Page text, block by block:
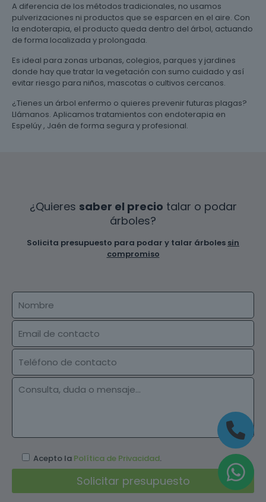
A diferencia de los métodos tradicionales, no usamos
pulverizaciones ni productos que se esparcen en el aire. Con
la endoterapia, el producto queda dentro del árbol, actuando
de forma localizada y prolongada.
Es ideal para zonas urbanas, colegios, parques y jardines
donde hay que tratar la vegetación con sumo cuidado y así
evitar riesgo para niños, mascotas o cultivos cercanos.
¿Tienes un árbol enfermo o quieres prevenir futuras plagas?
Llámanos. Aplicamos tratamientos con endoterapia en
Espelúy , Jaén de forma segura y profesional.
¿Quieres saber el precio talar o podar
árboles?
Solicita presupuesto para podar y talar árboles sin
compromiso
Acepto la Política de Privacidad.